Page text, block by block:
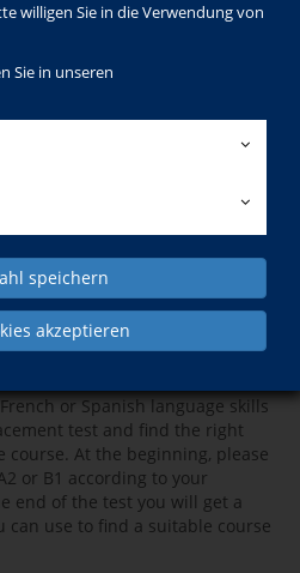
willigen Sie in die Verwendung von
Sie in unseren
speichern
akzeptieren
Test Ihre Sprachkenntnisse
Spanisch) und finden Sie so die
nächsten Sprachkurs an der
or Spanish language skills
test and find the right
course. At the beginning, please
or B1 according to your
end of the test you will get a
can use to find a suitable course